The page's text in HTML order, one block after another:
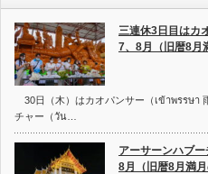
三連休3日目はカ
7、8月（旧暦8月
30日（木）はカオパンサー（เข้าพรรษา
チャー（วัน…
アーサーンハブ
8月（旧暦8月満月